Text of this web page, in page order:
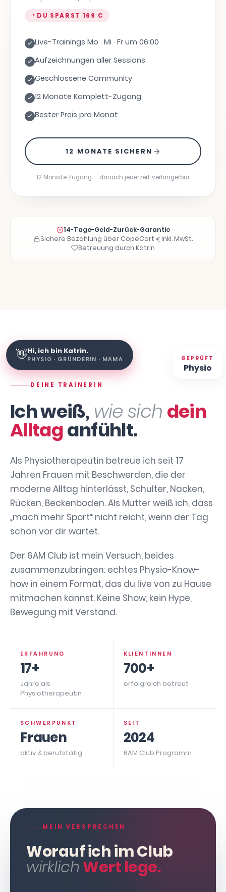
DU SPARST 169 €
Live-Trainings Mo · Mi · Fr um 06:00
Aufzeichnungen aller Sessions
Geschlossene Community
12 Monate Komplett-Zugang
Bester Preis pro Monat
12 MONATE SICHERN
12 Monate Zugang — danach jederzeit verlängerbar
14-Tage-Geld-Zurück-Garantie
Sichere Bezahlung über CopeCart
Inkl. MwSt.
Betreuung durch Katrin
👋Hi, ich bin Katrin.
PHYSIO · GRÜNDERIN · MAMA GEPRÜFT
Physio
DEINE TRAINERIN
Ich weiß, wie sich dein
Alltaganfühlt.
Als Physiotherapeutin betreue ich seit 17
Jahren Frauen mit Beschwerden, die der
moderne Alltag hinterlässt, Schulter, Nacken,
Rücken, Beckenboden. Als Mutter weiß ich, dass
„mach mehr Sport“ nicht reicht, wenn der Tag
schon vor dir wartet.
Der 6AM Club ist mein Versuch, beides
zusammenzubringen: echtes Physio-Know-
how in einem Format, das du live von zu Hause
mitmachen kannst. Keine Show, kein Hype,
Bewegung mit Verstand.
ERFAHRUNG
17+
Jahre als
Physiotherapeutin
KLIENTINNEN
700+
erfolgreich betreut
SCHWERPUNKT
Frauen
aktiv & berufstätig
SEIT
2024
6AM Club Programm
MEIN VERSPRECHEN
Worauf ich im Club
wirklichWert lege.